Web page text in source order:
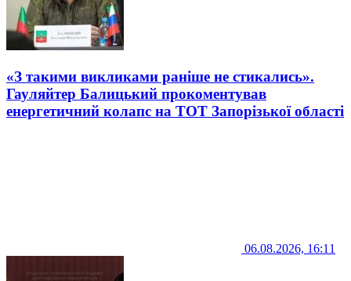
«З такими викликами раніше не стикались».
Гауляйтер Балицький прокоментував
енергетичний колапс на ТОТ Запорізької області
06.08.2026, 16:11